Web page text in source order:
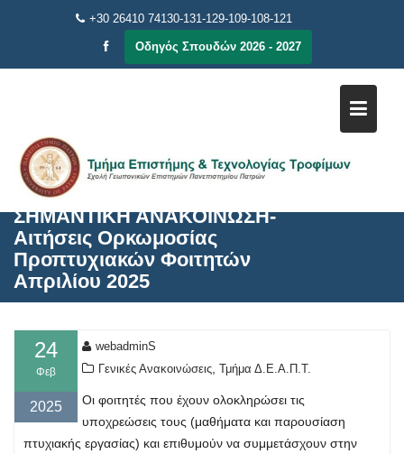
+30 26410 74130-131-129-109-108-121
Οδηγός Σπουδών 2026 - 2027
ΣΗΜΑΝΤΙΚΗ ΑΝΑΚΟΙΝΩΣΗ-
Αιτήσεις Ορκωμοσίας
Προπτυχιακών Φοιτητών
Απριλίου 2025
24
Φεβ
2025
webadminS
Γενικές Ανακοινώσεις, Τμήμα Δ.Ε.Α.Π.Τ.
Οι φοιτητές που έχουν ολοκληρώσει τις
υποχρεώσεις τους (μαθήματα και παρουσίαση
πτυχιακής εργασίας) και επιθυμούν να συμμετάσχουν στην